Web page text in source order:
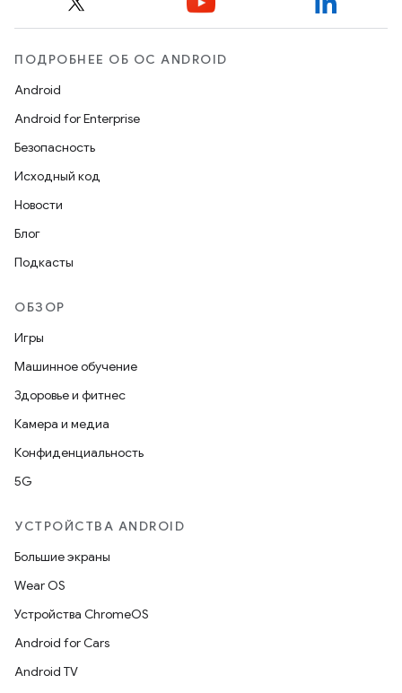
ПОДРОБНЕЕ ОБ ОС ANDROID
Android
Android for Enterprise
Безопасность
Исходный код
Новости
Блог
Подкасты
ОБЗОР
Игры
Машинное обучение
Здоровье и фитнес
Камера и медиа
Конфиденциальность
5G
УСТРОЙСТВА ANDROID
Большие экраны
Wear OS
Устройства ChromeOS
Android for Cars
Android TV